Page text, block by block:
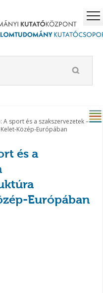
A sport és a szakszervezetek –
Közép-Európában
és a
Európában